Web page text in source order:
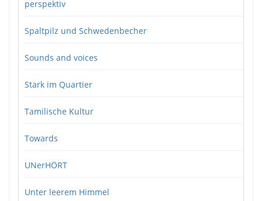
perspektiv
Spaltpilz und Schwedenbecher
Sounds and voices
Stark im Quartier
Tamilische Kultur
Towards
UNerHÖRT
Unter leerem Himmel